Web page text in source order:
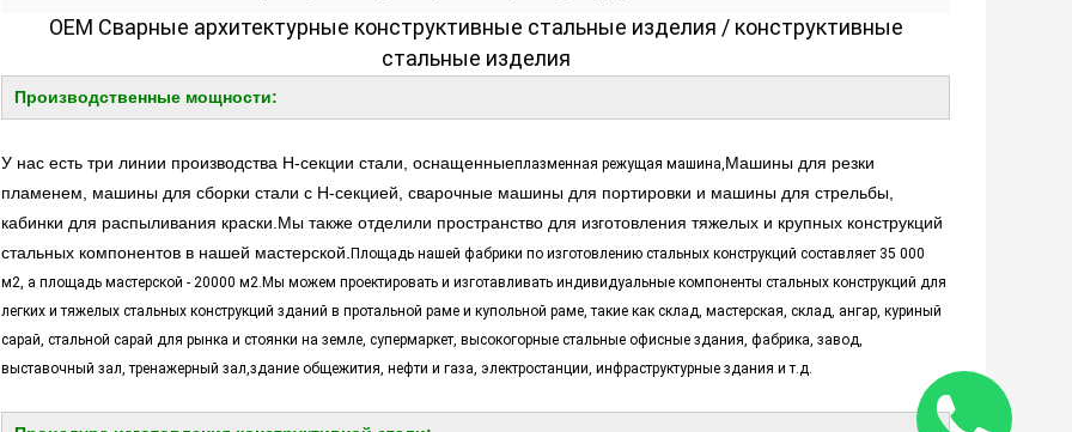
OEM Сварные архитектурные конструктивные стальные изделия / конструктивные
стальные изделия
Производственные мощности:
У нас есть три линии производства H-секции стали, оснащенныеплазменная режущая машина,Машины для резки
пламенем, машины для сборки стали с H-секцией, сварочные машины для портировки и машины для стрельбы,
кабинки для распыливания краски.Мы также отделили пространство для изготовления тяжелых и крупных конструкций
стальных компонентов в нашей мастерской. Площадь нашей фабрики по изготовлению стальных конструкций составляет 35 000
м2, а площадь мастерской - 20000 м2.Мы можем проектировать и изготавливать индивидуальные компоненты стальных конструкций для
легких и тяжелых стальных конструкций зданий в протальной раме и купольной раме, такие как склад, мастерская, склад, ангар, куриный
сарай, стальной сарай для рынка и стоянки на земле, супермаркет, высокогорные стальные офисные здания, фабрика, завод,
выставочный зал, тренажерный зал,здание общежития, нефти и газа, электростанции, инфраструктурные здания и т.д.